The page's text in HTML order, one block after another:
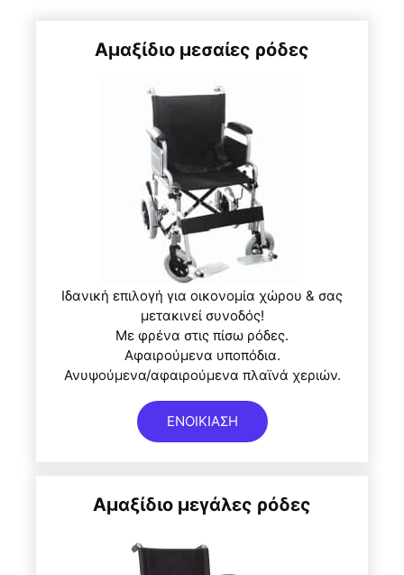
Αμαξίδιο μεσαίες ρόδες
Ιδανική επιλογή για οικονομία χώρου & σας
μετακινεί συνοδός!
Με φρένα στις πίσω ρόδες.
Αφαιρούμενα υποπόδια.
Ανυψούμενα/αφαιρούμενα πλαϊνά χεριών.
ΕΝΟΙΚΙΑΣΗ
Αμαξίδιο μεγάλες ρόδες